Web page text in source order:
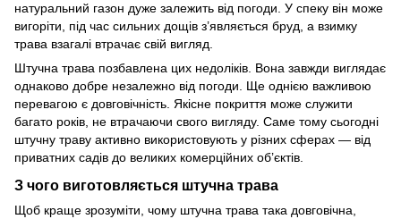
натуральний газон дуже залежить від погоди. У спеку він може
вигоріти, під час сильних дощів з’являється бруд, а взимку
трава взагалі втрачає свій вигляд.
Штучна трава позбавлена цих недоліків. Вона завжди виглядає
однаково добре незалежно від погоди. Ще однією важливою
перевагою є довговічність. Якісне покриття може служити
багато років, не втрачаючи свого вигляду. Саме тому сьогодні
штучну траву активно використовують у різних сферах — від
приватних садів до великих комерційних об’єктів.
З чого виготовляється штучна трава
Щоб краще зрозуміти, чому штучна трава така довговічна,